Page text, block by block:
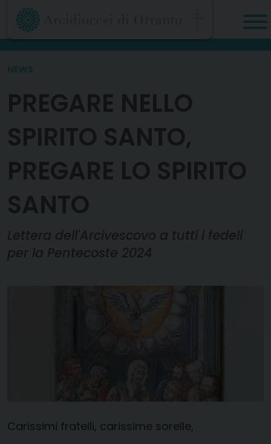
Skip
content
NEWS
PREGARE NELLO
SPIRITO SANTO,
PREGARE LO SPIRITO
SANTO
Lettera dell'Arcivescovo a tutti i fedeli
per la Pentecoste 2024
Carissimi fratelli, carissime sorelle,